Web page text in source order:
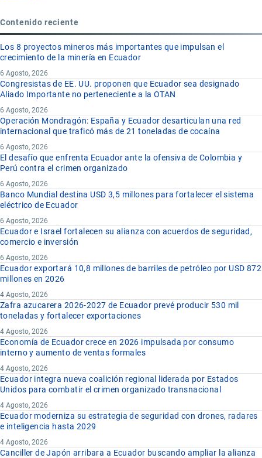
Contenido reciente
Los 8 proyectos mineros más importantes que impulsan el
crecimiento de la minería en Ecuador
6 Agosto, 2026
Congresistas de EE. UU. proponen que Ecuador sea designado
Aliado Importante no perteneciente a la OTAN
6 Agosto, 2026
Operación Mondragón: España y Ecuador desarticulan una red
internacional que traficó más de 21 toneladas de cocaína
6 Agosto, 2026
El desafío que enfrenta Ecuador ante la ofensiva de Colombia y
Perú contra el crimen organizado
6 Agosto, 2026
Banco Mundial destina USD 3,5 millones para fortalecer el sistema
eléctrico de Ecuador
6 Agosto, 2026
Ecuador e Israel fortalecen su alianza con acuerdos de seguridad,
comercio e inversión
6 Agosto, 2026
Ecuador exportará 10,8 millones de barriles de petróleo por USD 872
millones en 2026
4 Agosto, 2026
Zafra azucarera 2026-2027 de Ecuador prevé producir 530 mil
toneladas y fortalecer exportaciones
4 Agosto, 2026
Economía de Ecuador crece en 2026 impulsada por consumo
interno y aumento de ventas formales
4 Agosto, 2026
Ecuador integra nueva coalición regional liderada por Estados
Unidos para combatir el crimen organizado transnacional
4 Agosto, 2026
Ecuador moderniza su estrategia de seguridad con drones, radares
e inteligencia hasta 2029
4 Agosto, 2026
Canciller de Japón arribara a Ecuador buscando ampliar la alianza